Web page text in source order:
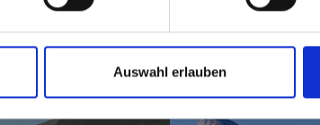
Auswahl erlauben